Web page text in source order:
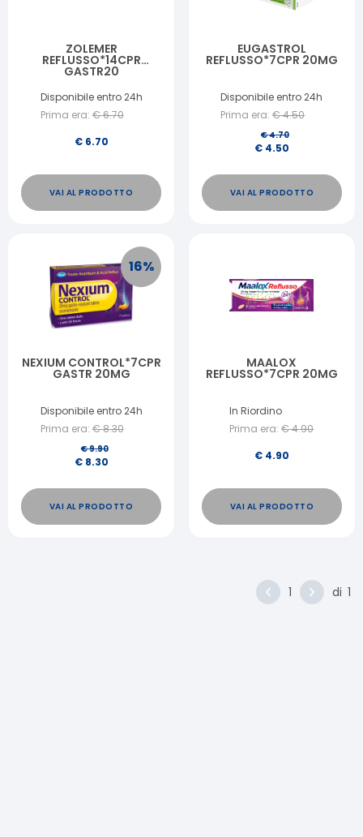
ZOLEMER
REFLUSSO*14CPR
GASTR20
Disponibile entro 24h
Prima era: €6.70
€ 6.70
VAI AL PRODOTTO
EUGASTROL
REFLUSSO*7CPR 20MG
Disponibile entro 24h
Prima era: €4.50
€4.70
€ 4.50
VAI AL PRODOTTO
16%
NEXIUM CONTROL*7CPR
GASTR 20MG
Disponibile entro 24h
Prima era: €8.30
€9.90
€ 8.30
VAI AL PRODOTTO
MAALOX
REFLUSSO*7CPR 20MG
In Riordino
Prima era: €4.90
€ 4.90
VAI AL PRODOTTO
1 di 1